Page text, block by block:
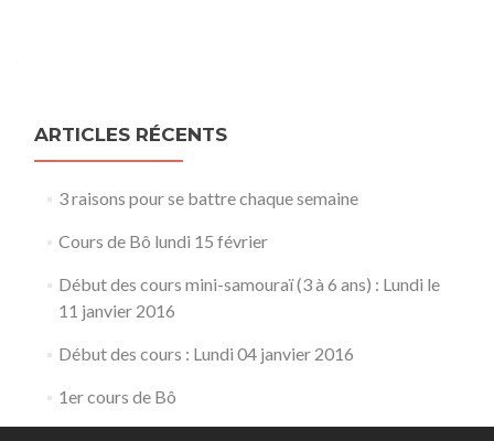
ARTICLES RÉCENTS
3 raisons pour se battre chaque semaine
Cours de Bô lundi 15 février
Début des cours mini-samouraï (3 à 6 ans) : Lundi le
11 janvier 2016
Début des cours : Lundi 04 janvier 2016
1er cours de Bô